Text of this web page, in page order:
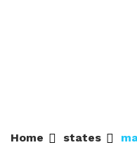
Home states